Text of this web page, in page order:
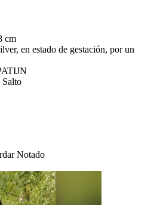
cm
en estado de gestación, por un
Salto
Notado